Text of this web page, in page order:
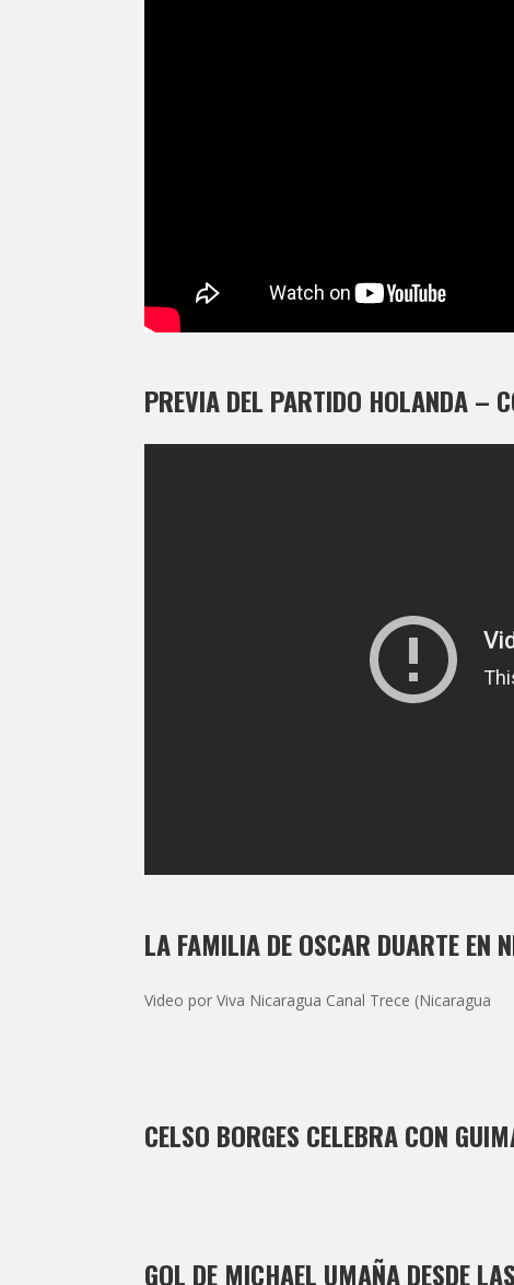
PREVIA DEL PARTIDO HOLANDA –
LA FAMILIA DE OSCAR DUARTE EN
Video por Viva Nicaragua Canal Trece (Nicaragua
CELSO BORGES CELEBRA CON
GOL DE MICHAEL UMAÑA DESDE